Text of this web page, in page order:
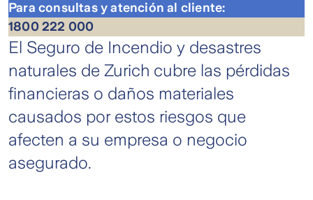
Para consultas y atención al cliente:
1800 222 000
El Seguro de Incendio y desastres
naturales de Zurich cubre las pérdidas
financieras o daños materiales
causados por estos riesgos que
afecten a su empresa o negocio
asegurado.